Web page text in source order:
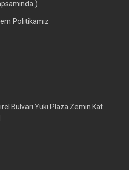
)
Politikamız
Bulvarı Yuki Plaza Zemin Kat